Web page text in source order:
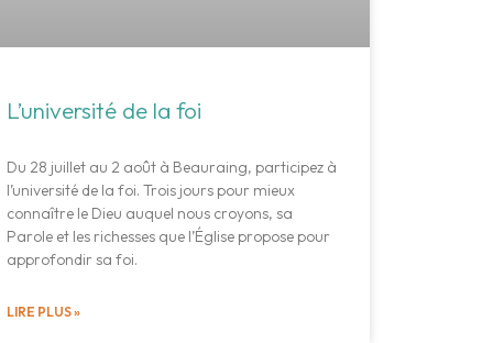
L’université de la foi
Du 28 juillet au 2 août à Beauraing, participez à
l’université de la foi. Trois jours pour mieux
connaître le Dieu auquel nous croyons, sa
Parole et les richesses que l’Église propose pour
approfondir sa foi.
LIRE PLUS »